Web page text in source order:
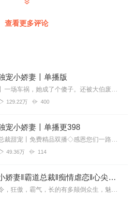
点小
听了好几部了
更新啊快快快！
弃
查看更多评论
宠小娇妻丨单播版
【内容简介】一场车祸，她成了个傻子。还被大伯废物利用，嫁给死了九个老婆的江城鼎鼎有名的黑少。开始了一段没羞没臊的婚姻生活……“这是什么？”“钉钉！”“晗晗...
129.22万 400
宠小娇妻丨单播更398
幽默逗趣丨总裁甜宠丨免费精品双播◇感恩您们一路的陪伴与支持……！！！①直播：每晚10-12点交流互动畅聊；②录播：偏爱都市情感和励志类有声作品，所读音频仅作个人...
49.36万 114
霍少独宠小娇妻‖霸道总裁‖痴情虐恋‖心尖儿宠
他是帝国司令，狂傲，霸气，长的有多颠倒众生，魅惑潋滟，心就有多冷漠强硬。婚前，她的第一次不知道被谁夺走了，逼不得已的补了一张。新婚当天，他看到水中的红色，诧异，...